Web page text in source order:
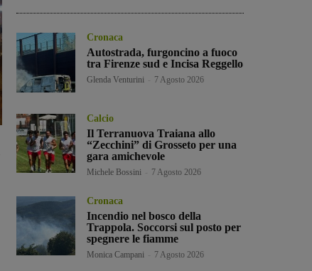
Cronaca
Autostrada, furgoncino a fuoco
tra Firenze sud e Incisa Reggello
Glenda Venturini 7 Agosto 2026
Calcio
Il Terranuova Traiana allo
“Zecchini” di Grosseto per una
gara amichevole
Michele Bossini 7 Agosto 2026
Cronaca
Incendio nel bosco della
Trappola. Soccorsi sul posto per
spegnere le fiamme
Monica Campani 7 Agosto 2026